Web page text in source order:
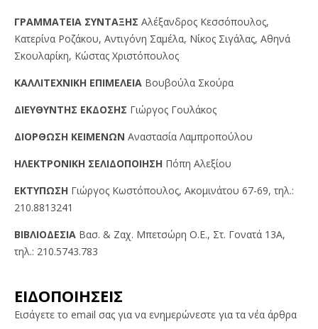
ΓPAMMATEIA ΣYNTAΞHΣ Αλέξανδρος Κεσσόπουλος,
Κατερίνα Ροζάκου, Αντιγόνη Σαμέλα, Νίκος Σιγάλας, Αθηνά
Σκουλαρίκη, Κώστας Χριστόπουλος
KAΛΛITEXNIKH EΠIMEΛEIA Βουβούλα Σκούρα
ΔIEYΘYNTHΣ EKΔOΣHΣ Γιώργος Γουλάκος
ΔIOPΘΩΣH KEIMENΩN Αναστασία Λαμπροπούλου
HΛEKTPONIKH ΣEΛIΔOΠOIHΣH Πόπη Αλεξίου
EKTYΠΩΣH Γιώργος Kωστόπουλος, Aκομινάτου 67-69, τηλ.:
210.8813241
BIBΛIOΔEΣIA Βασ. & Ζαχ. Μπετσώρη O.Ε., Στ. Γονατά 13A,
τηλ.: 210.5743.783
ΕΙΔΟΠΟΙΗΣΕΙΣ
Εισάγετε το email σας για να ενημερώνεστε για τα νέα άρθρα